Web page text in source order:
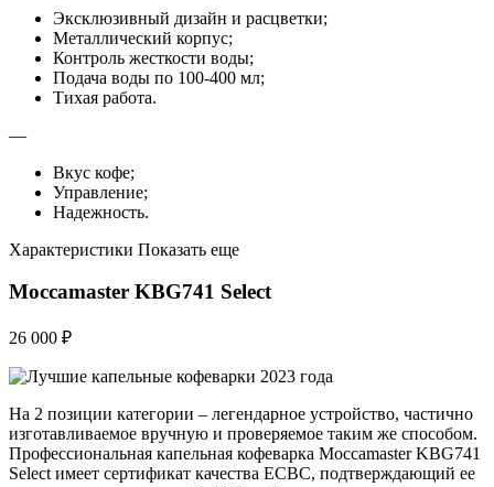
Эксклюзивный дизайн и расцветки;
Металлический корпус;
Контроль жесткости воды;
Подача воды по 100-400 мл;
Тихая работа.
—
Вкус кофе;
Управление;
Надежность.
Характеристики Показать еще
Moccamaster KBG741 Select
26 000 ₽
На 2 позиции категории – легендарное устройство, частично
изготавливаемое вручную и проверяемое таким же способом.
Профессиональная капельная кофеварка Moccamaster KBG741
Select имеет сертификат качества ECBC, подтверждающий ее